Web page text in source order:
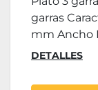
garras
mm Ancho
DETALLES